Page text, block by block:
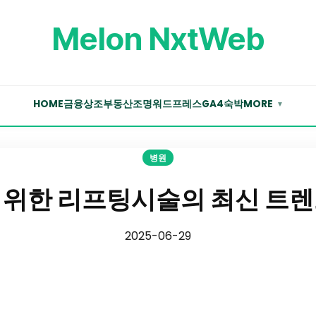
Melon NxtWeb
HOME금융상조부동산조명워드프레스GA4숙박MORE ▼
병원
한 리프팅시술의 최신 트
2025-06-29